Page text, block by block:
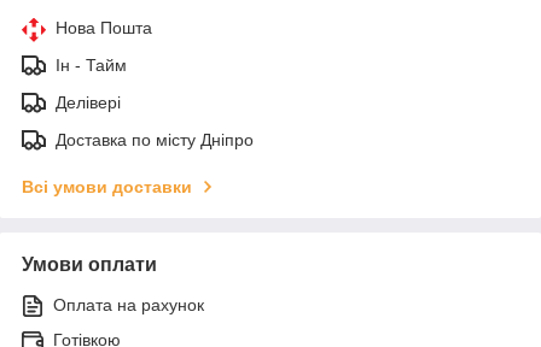
Нова Пошта
Ін - Тайм
Делівері
Доставка по місту Дніпро
Всі умови доставки
Умови оплати
Оплата на рахунок
Готівкою